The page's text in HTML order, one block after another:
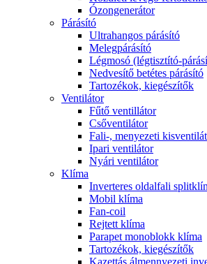
Ózongenerátor
Párásító
Ultrahangos párásító
Melegpárásító
Légmosó (légtisztító-
Nedvesítő betétes párásító
Tartozékok, kiegészítők
Ventilátor
Fűtő ventillátor
Csőventilátor
Fali-, menyezeti
Ipari ventilátor
Nyári ventilátor
Klíma
Inverteres oldalfali
Mobil klíma
Fan-coil
Rejtett klíma
Parapet monoblokk klíma
Tartozékok, kiegészítők
Kazettás álmennyezeti